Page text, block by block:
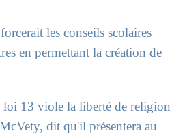
les conseils scolaires
en permettant la création de
loi 13 viole la liberté de religion
dit qu'il présentera au